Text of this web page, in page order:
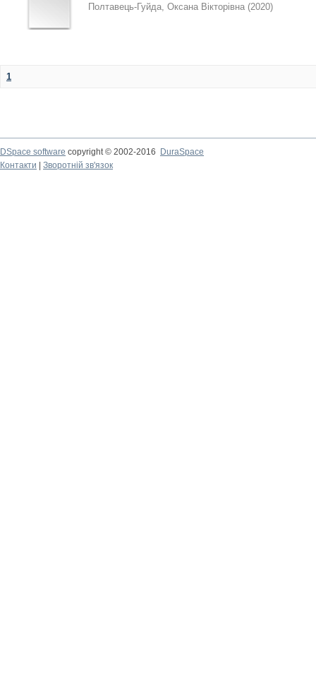
Полтавець-Гуйда, Оксана Вікторівна (2020)
1
DSpace software copyright © 2002-2016
DuraSpace
Контакти
Зворотній зв'язок